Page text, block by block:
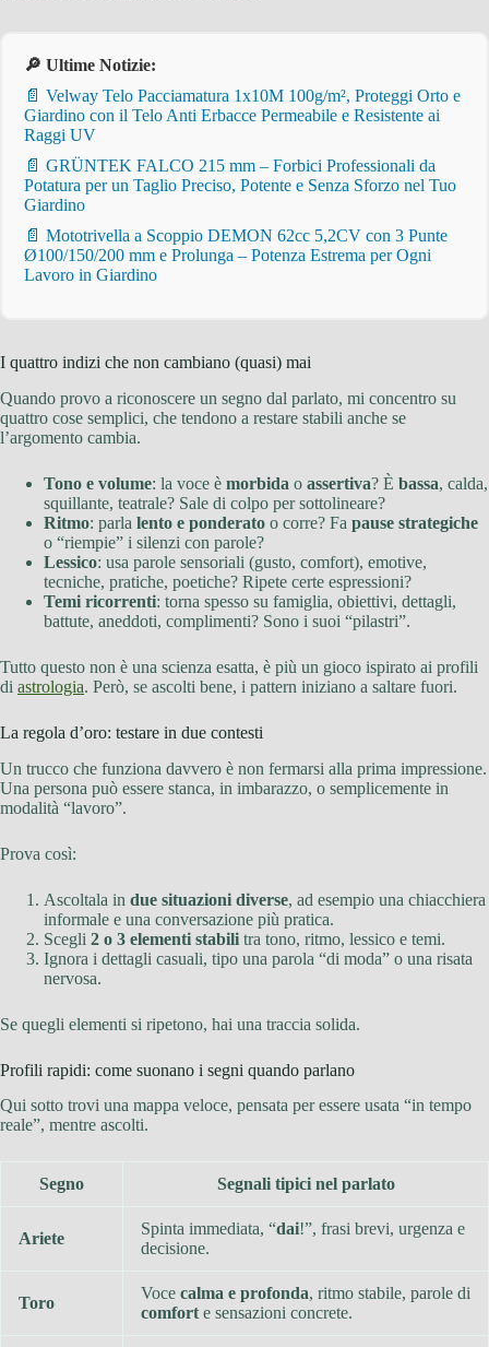
🔎 Ultime Notizie:
📄 Velway Telo Pacciamatura 1x10M 100g/m², Proteggi Orto e
Giardino con il Telo Anti Erbacce Permeabile e Resistente ai
Raggi UV
📄 GRÜNTEK FALCO 215 mm – Forbici Professionali da
Potatura per un Taglio Preciso, Potente e Senza Sforzo nel Tuo
Giardino
📄 Mototrivella a Scoppio DEMON 62cc 5,2CV con 3 Punte
Ø100/150/200 mm e Prolunga – Potenza Estrema per Ogni
Lavoro in Giardino
I quattro indizi che non cambiano (quasi) mai
Quando provo a riconoscere un segno dal parlato, mi concentro su
quattro cose semplici, che tendono a restare stabili anche se
l’argomento cambia.
Tono e volume: la voce è morbida o assertiva? È bassa, calda,
squillante, teatrale? Sale di colpo per sottolineare?
Ritmo: parla lento e ponderato o corre? Fa pause strategiche
o “riempie” i silenzi con parole?
Lessico: usa parole sensoriali (gusto, comfort), emotive,
tecniche, pratiche, poetiche? Ripete certe espressioni?
Temi ricorrenti: torna spesso su famiglia, obiettivi, dettagli,
battute, aneddoti, complimenti? Sono i suoi “pilastri”.
Tutto questo non è una scienza esatta, è più un gioco ispirato ai profili
di astrologia. Però, se ascolti bene, i pattern iniziano a saltare fuori.
La regola d’oro: testare in due contesti
Un trucco che funziona davvero è non fermarsi alla prima impressione.
Una persona può essere stanca, in imbarazzo, o semplicemente in
modalità “lavoro”.
Prova così:
Ascoltala in due situazioni diverse, ad esempio una chiacchiera
informale e una conversazione più pratica.
Scegli 2 o 3 elementi stabili tra tono, ritmo, lessico e temi.
Ignora i dettagli casuali, tipo una parola “di moda” o una risata
nervosa.
Se quegli elementi si ripetono, hai una traccia solida.
Profili rapidi: come suonano i segni quando parlano
Qui sotto trovi una mappa veloce, pensata per essere usata “in tempo
reale”, mentre ascolti.
Segno Segnali tipici nel parlato
Ariete
Spinta immediata, “dai!”, frasi brevi, urgenza e
decisione.
Toro
Voce calma e profonda, ritmo stabile, parole di
comforte sensazioni concrete.